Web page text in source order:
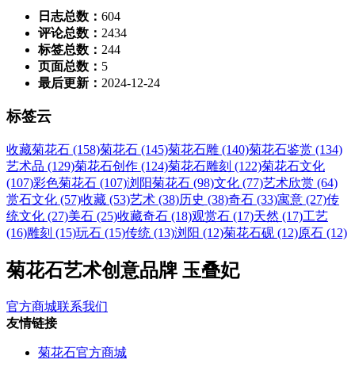
日志总数： 604
评论总数： 2434
标签总数： 244
页面总数： 5
最后更新： 2024-12-24
标签云
收藏菊花石 (158)菊花石 (145)菊花石雕 (140)菊花石鉴赏 (134)
艺术品 (129)菊花石创作 (124)菊花石雕刻 (122)菊花石文化
(107)彩色菊花石 (107)浏阳菊花石 (98)文化 (77)艺术欣赏 (64)
赏石文化 (57)收藏 (53)艺术 (38)历史 (38)奇石 (33)寓意 (27)传
统文化 (27)美石 (25)收藏奇石 (18)观赏石 (17)天然 (17)工艺
(16)雕刻 (15)玩石 (15)传统 (13)浏阳 (12)菊花石砚 (12)原石 (12)
菊花石艺术创意品牌 玉叠妃
官方商城联系我们
友情链接
菊花石官方商城